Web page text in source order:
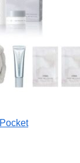
Pocket